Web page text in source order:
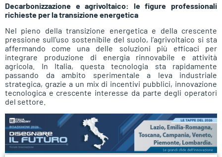
Decarbonizzazione e agrivoltaico: le figure professionali
richieste per la transizione energetica
Nel pieno della transizione energetica e della crescente
pressione sull’uso sostenibile del suolo, l’agrivoltaico si sta
affermando come una delle soluzioni più efficaci per
integrare produzione di energia rinnovabile e attività
agricola. In Italia, questa tecnologia sta rapidamente
passando da ambito sperimentale a leva industriale
strategica, grazie a un mix di incentivi pubblici, innovazione
tecnologica e crescente interesse da parte degli operatori
del settore.